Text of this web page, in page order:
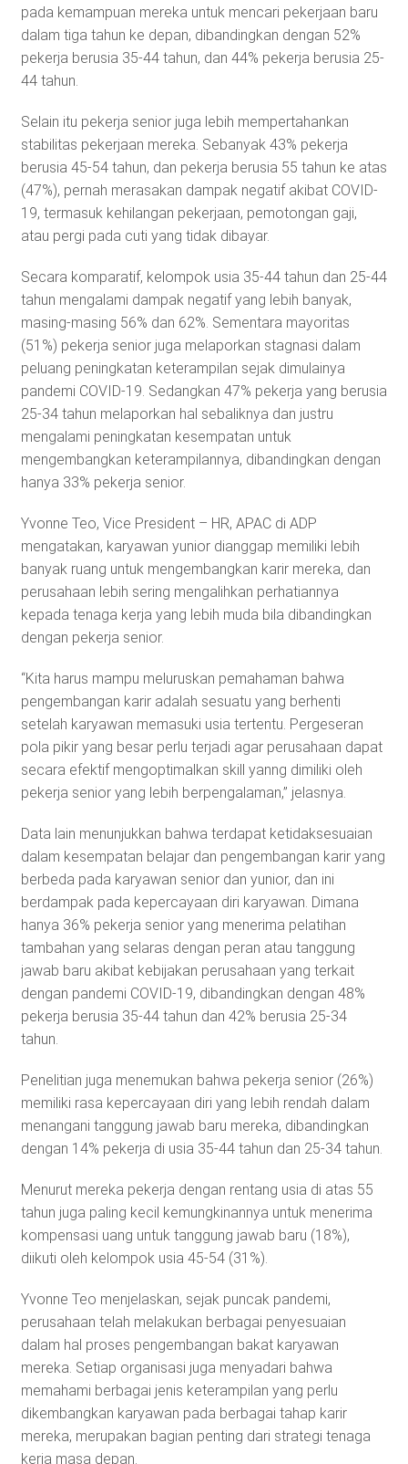
pada kemampuan mereka untuk mencari pekerjaan baru
dalam tiga tahun ke depan, dibandingkan dengan 52%
pekerja berusia 35-44 tahun, dan 44% pekerja berusia 25-
44 tahun.
Selain itu pekerja senior juga lebih mempertahankan
stabilitas pekerjaan mereka. Sebanyak 43% pekerja
berusia 45-54 tahun, dan pekerja berusia 55 tahun ke atas
(47%), pernah merasakan dampak negatif akibat COVID-
19, termasuk kehilangan pekerjaan, pemotongan gaji,
atau pergi pada cuti yang tidak dibayar.
Secara komparatif, kelompok usia 35-44 tahun dan 25-44
tahun mengalami dampak negatif yang lebih banyak,
masing-masing 56% dan 62%. Sementara mayoritas
(51%) pekerja senior juga melaporkan stagnasi dalam
peluang peningkatan keterampilan sejak dimulainya
pandemi COVID-19. Sedangkan 47% pekerja yang berusia
25-34 tahun melaporkan hal sebaliknya dan justru
mengalami peningkatan kesempatan untuk
mengembangkan keterampilannya, dibandingkan dengan
hanya 33% pekerja senior.
Yvonne Teo, Vice President – ​​HR, APAC di ADP
mengatakan, karyawan yunior dianggap memiliki lebih
banyak ruang untuk mengembangkan karir mereka, dan
perusahaan lebih sering mengalihkan perhatiannya
kepada tenaga kerja yang lebih muda bila dibandingkan
dengan pekerja senior.
“Kita harus mampu meluruskan pemahaman bahwa
pengembangan karir adalah sesuatu yang berhenti
setelah karyawan memasuki usia tertentu. Pergeseran
pola pikir yang besar perlu terjadi agar perusahaan dapat
secara efektif mengoptimalkan skill yanng dimiliki oleh
pekerja senior yang lebih berpengalaman,” jelasnya.
Data lain menunjukkan bahwa terdapat ketidaksesuaian
dalam kesempatan belajar dan pengembangan karir yang
berbeda pada karyawan senior dan yunior, dan ini
berdampak pada kepercayaan diri karyawan. Dimana
hanya 36% pekerja senior yang menerima pelatihan
tambahan yang selaras dengan peran atau tanggung
jawab baru akibat kebijakan perusahaan yang terkait
dengan pandemi COVID-19, dibandingkan dengan 48%
pekerja berusia 35-44 tahun dan 42% berusia 25-34
tahun.
Penelitian juga menemukan bahwa pekerja senior (26%)
memiliki rasa kepercayaan diri yang lebih rendah dalam
menangani tanggung jawab baru mereka, dibandingkan
dengan 14% pekerja di usia 35-44 tahun dan 25-34 tahun.
Menurut mereka pekerja dengan rentang usia di atas 55
tahun juga paling kecil kemungkinannya untuk menerima
kompensasi uang untuk tanggung jawab baru (18%),
diikuti oleh kelompok usia 45-54 (31%).
Yvonne Teo menjelaskan, sejak puncak pandemi,
perusahaan telah melakukan berbagai penyesuaian
dalam hal proses pengembangan bakat karyawan
mereka. Setiap organisasi juga menyadari bahwa
memahami berbagai jenis keterampilan yang perlu
dikembangkan karyawan pada berbagai tahap karir
mereka, merupakan bagian penting dari strategi tenaga
kerja masa depan.